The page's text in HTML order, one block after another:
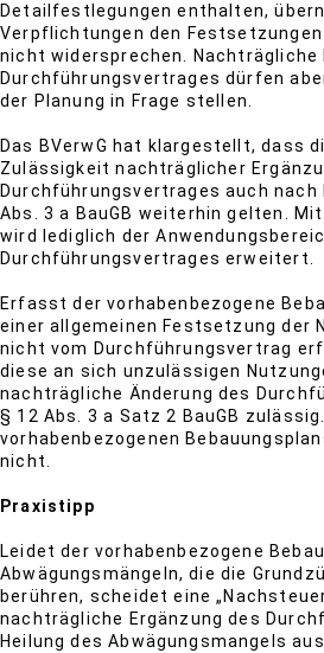
Detailfestlegungen enthalten,
Verpflichtungen den
nicht widersprechen. Nachträgliche
Durchführungsvertrages dürfen
der Planung in Frage stellen.
Das BVerwG hat klargestellt, dass
Zulässigkeit nachträglicher
Durchführungsvertrages auch nach
Abs. 3 a BauGB weiterhin gelten. Mit
wird lediglich der
Durchführungsvertrages erweitert.
Erfasst der vorhabenbezogene
einer allgemeinen Festsetzung der
nicht vom Durchführungsvertrag
diese an sich unzulässigen
nachträgliche Änderung des
§ 12 Abs. 3 a Satz 2 BauGB
vorhabenbezogenen
nicht.
Praxistipp
Leidet der vorhabenbezogene
Abwägungsmängeln, die die
berühren, scheidet eine
nachträgliche Ergänzung des
Heilung des Abwägungsmangels aus.